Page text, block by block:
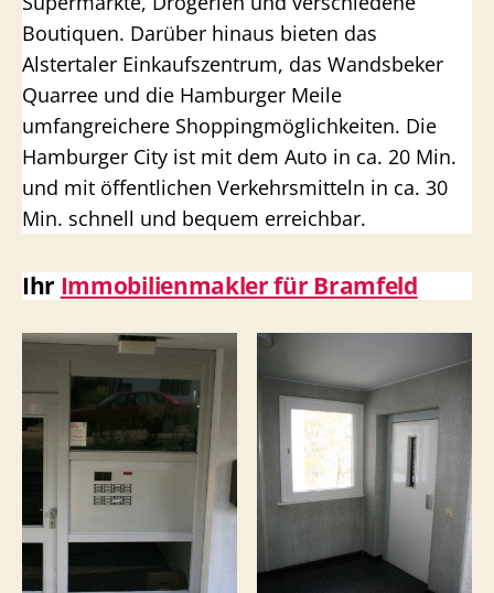
Boutiquen. Darüber hinaus bieten das
Alstertaler Einkaufszentrum, das Wandsbeker
Quarree und die Hamburger Meile
umfangreichere Shoppingmöglichkeiten. Die
Hamburger City ist mit dem Auto in ca. 20 Min.
und mit öffentlichen Verkehrsmitteln in ca. 30
Min. schnell und bequem erreichbar.
Ihr Immobilienmakler für Bramfeld